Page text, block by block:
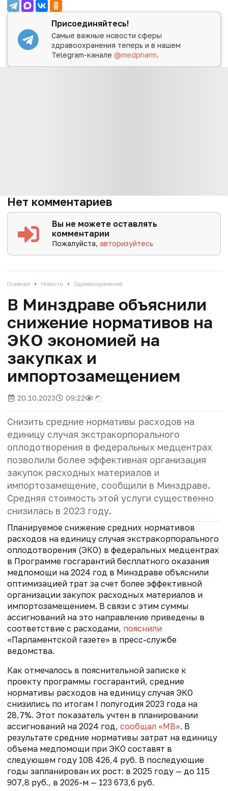
Присоединяйтесь!
Самые важные новости сферы
здравоохранения теперь и в нашем
Telegram-канале@medpharm.
Нет комментариев
Вы не можете оставлять
комментарии
Пожалуйста,авторизуйтесь
Главная • Новости • Здравоохранение
В Минздраве объяснили
снижение нормативов на
ЭКО экономией на
закупках и
импортозамещением
20.10.2023 09:22
Снизить средние нормативы расходов на
единицу случая экстракорпорального
оплодотворения в федеральных медцентрах
позволили более эффективная организация
закупок расходных материалов и
импортозамещение, сообщили в Минздраве.
Средняя стоимость этой услуги существенно
снизилась в 2023 году.
Планируемое снижение средних нормативов
расходов на единицу случая экстракорпорального
оплодотворения (ЭКО) в федеральных медцентрах
в Программе госгарантий бесплатного оказания
медпомощи на 2024 год в Минздраве объяснили
оптимизацией трат за счет более эффективной
организации закупок расходных материалов и
импортозамещением. В связи с этим суммы
ассигнований на это направление приведены в
соответствие с расходами, пояснили
«Парламентской газете» в пресс-службе
ведомства.
Как отмечалось в пояснительной записке к
проекту программы госгарантий, средние
нормативы расходов на единицу случая ЭКО
снизились по итогам I полугодия 2023 года на
28,7%. Этот показатель учтен в планировании
ассигнований на 2024 год, сообщал «МВ». В
результате средние нормативы затрат на единицу
объема медпомощи при ЭКО составят в
следующем году 108 426,4 руб. В последующие
годы запланирован их рост: в 2025 году — до 115
907,8 руб., в 2026-м — 123 673,6 руб.